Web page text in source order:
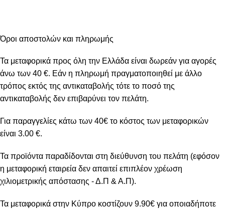
Όροι αποστολών και πληρωμής
Τα μεταφορικά προς όλη την Ελλάδα είναι δωρεάν για αγορές
άνω των 40 €. Εάν η πληρωμή πραγματοποιηθεί με άλλο
τρόπος εκτός της αντικαταβολής τότε το ποσό της
αντικαταβολής δεν επιβαρύνει τον πελάτη.
Για παραγγελίες κάτω των 40€ το κόστος των μεταφορικών
είναι 3.00 €.
Τα προϊόντα παραδίδονται στη διεύθυνση του πελάτη (εφόσον
η μεταφορική εταιρεία δεν απαιτεί επιπλέον χρέωση
χιλιομετρικής απόστασης - Δ.Π & Α.Π).
Τα μεταφορικά στην Κύπρο κοστίζουν 9.90€ για οποιαδήποτε